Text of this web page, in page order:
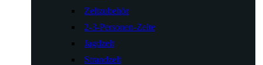
Zeltzubehör
2-3-Personen-Zelte
Jagdzelt
Strandzelt